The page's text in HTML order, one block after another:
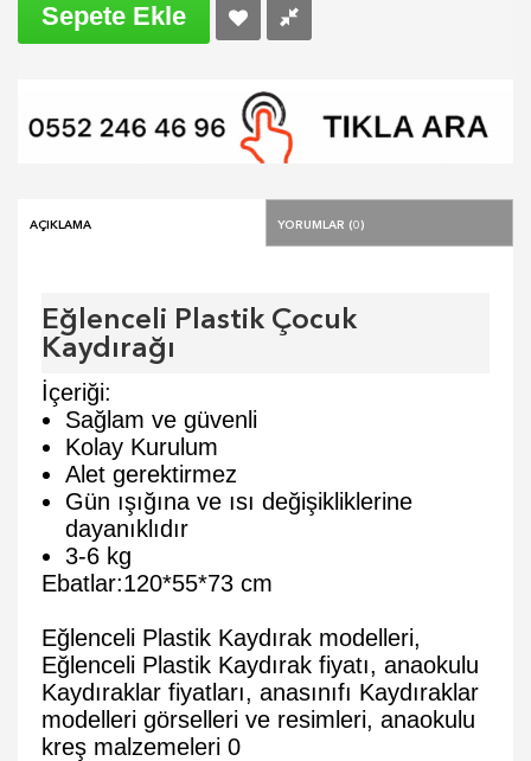
Sepete Ekle
Açıklama Yorumlar (0)
Eğlenceli Plastik Çocuk
Kaydırağı
İçeriği:
Sağlam ve güvenli
Kolay Kurulum
Alet gerektirmez
Gün ışığına ve ısı değişikliklerine
dayanıklıdır
3-6 kg
Ebatlar:120*55*73 cm
Eğlenceli Plastik Kaydırak modelleri,
Eğlenceli Plastik Kaydırak fiyatı, anaokulu
Kaydıraklar fiyatları, anasınıfı Kaydıraklar
modelleri görselleri ve resimleri, anaokulu
kreş malzemeleri 0